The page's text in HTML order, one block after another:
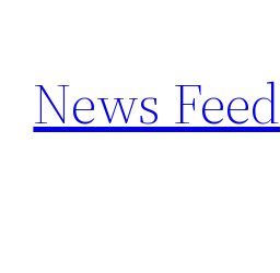
content
News Feed